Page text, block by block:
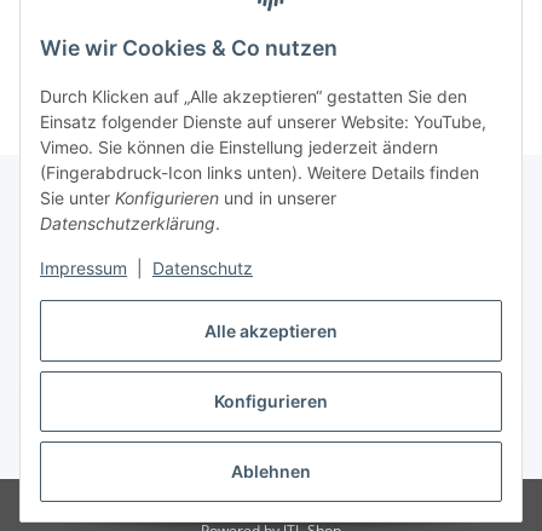
Alle akzeptieren
Konfigurieren
Ablehnen
Wie wir Cookies & Co nutzen
Durch Klicken auf „Alle akzeptieren“ gestatten Sie den
Einsatz folgender Dienste auf unserer Website: YouTube,
Vimeo. Sie können die Einstellung jederzeit ändern
(Fingerabdruck-Icon links unten). Weitere Details finden
Sie unter Konfigurieren und in unserer
Datenschutzerklärung.
Impressum Datenschutz
Gesetzliche Informationen
Vertrag widerrufen
* Alle Preise inkl. gesetzlicher USt., zzgl.Versand
© 2023 Schlauchverkauf.de Besucherzähler: 948480